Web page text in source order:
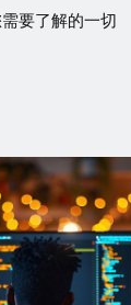
要了解的一切